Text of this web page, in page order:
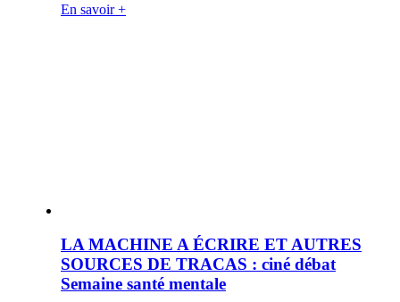
En savoir +
LA MACHINE A ÉCRIRE ET AUTRES
SOURCES DE TRACAS : ciné débat
Semaine santé mentale